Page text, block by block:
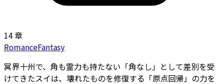
14 章
RomanceFantasy
冥界十州で、角も霊力も持たない「角なし」として差別を受
けてきたスイは、壊れたものを修復する「原点回帰」の力を